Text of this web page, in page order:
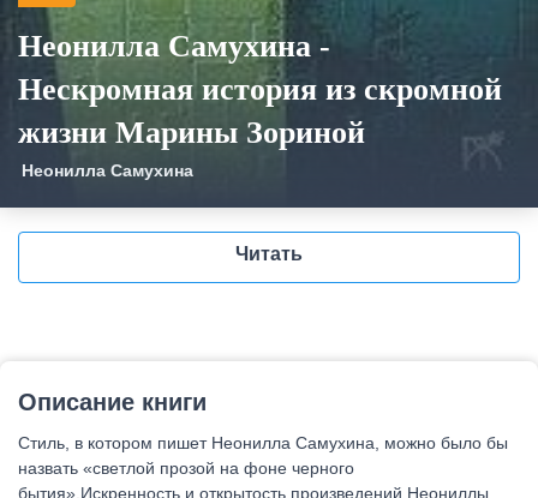
Неонилла Самухина -
Нескромная история из скромной
жизни Марины Зориной
Неонилла Самухина
Читать
Описание книги
Стиль, в котором пишет Неонилла Самухина, можно было бы
назвать «светлой прозой на фоне черного
бытия».Искренность и открытость произведений Неониллы